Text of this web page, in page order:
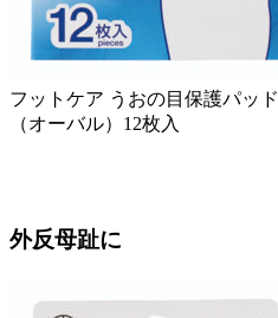
フットケア うおの目保護パッド
（オーバル）12枚入
外反母趾に